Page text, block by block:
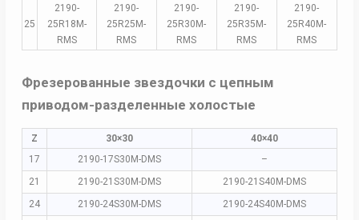
25
2190-
25R18M-
RMS
2190-
25R25M-
RMS
2190-
25R30M-
RMS
2190-
25R35M-
RMS
2190-
25R40M-
RMS
Фрезерованные звездочки с цепным
приводом-разделенные холостые
Z 30×30
40×40
17
2190-17S30M-DMS
–
21
2190-21S30M-DMS
2190-21S40M-DMS
24
2190-24S30M-DMS 2190-24S40M-DMS